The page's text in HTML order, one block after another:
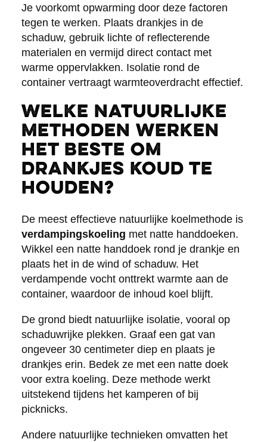
Je voorkomt opwarming door deze factoren
tegen te werken. Plaats drankjes in de
schaduw, gebruik lichte of reflecterende
materialen en vermijd direct contact met
warme oppervlakken. Isolatie rond de
container vertraagt warmteoverdracht effectief.
Welke natuurlijke
methoden werken
het beste om
drankjes koud te
houden?
De meest effectieve natuurlijke koelmethode is
verdampingskoeling met natte handdoeken.
Wikkel een natte handdoek rond je drankje en
plaats het in de wind of schaduw. Het
verdampende vocht onttrekt warmte aan de
container, waardoor de inhoud koel blijft.
De grond biedt natuurlijke isolatie, vooral op
schaduwrijke plekken. Graaf een gat van
ongeveer 30 centimeter diep en plaats je
drankjes erin. Bedek ze met een natte doek
voor extra koeling. Deze methode werkt
uitstekend tijdens het kamperen of bij
picknicks.
Andere natuurlijke technieken omvatten het